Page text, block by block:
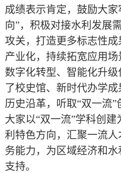
成绩表示肯定，鼓励大家
向”，积极对接水利发展
攻关，打造更多标志性
产业化，持续拓宽应用
数字化转型、智能化升
了校史馆、新时代办学
历史沿革，听取“双一流
大家以“双一流”学科创
利特色方向，汇聚一流
务能力，为区域经济和
支持。